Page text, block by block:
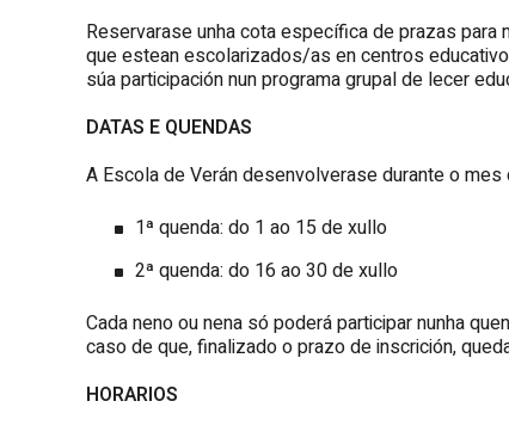
Reservarase unha cota específica de prazas
que estean escolarizados/as en centros
súa participación nun programa grupal de lecer
DATAS E QUENDAS
A Escola de Verán desenvolverase durante o
1ª quenda: do 1 ao 15 de xullo
2ª quenda: do 16 ao 30 de xullo
Cada neno ou nena só poderá participar nunha
caso de que, finalizado o prazo de inscrición,
HORARIOS